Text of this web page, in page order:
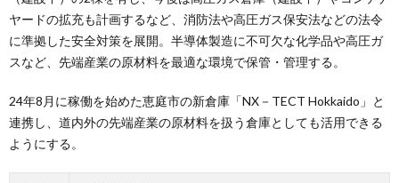
ヤードの拡充も計画するなど、消防法や高圧ガス保安法などの法令
に準拠した安全対策を展開。半導体製造に不可欠な化学品や高圧ガ
スなど、先端産業の原材料を最適な環境で保管・管理する。
24年8月に稼働を始めた恵庭市の新倉庫「NX－TECT Hokkaido」と
連携し、道内外の先端産業の原材料を扱う倉庫としても活用できる
ようにする。